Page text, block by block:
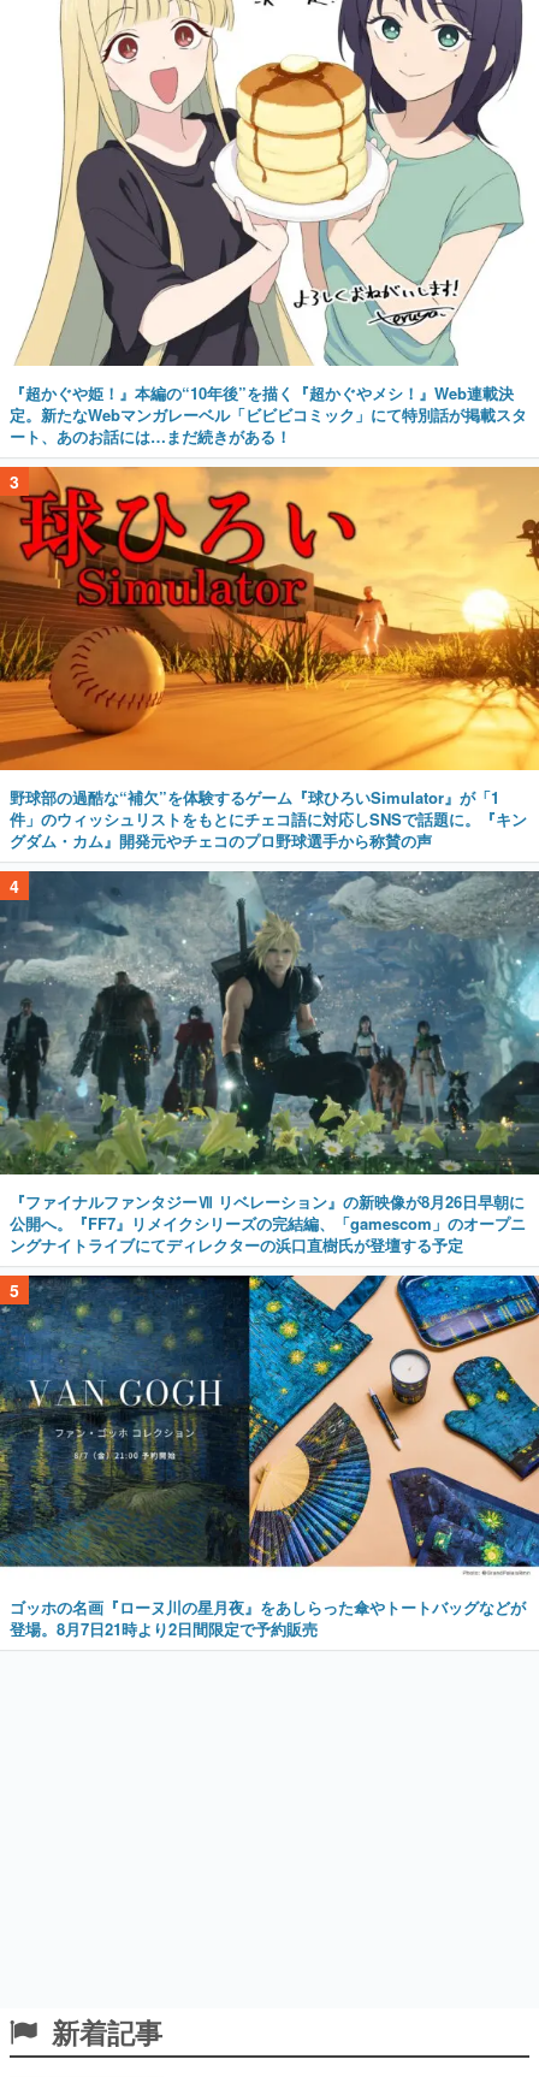
『超かぐや姫！』本編の“10年後”を描く『超かぐやメシ！』Web連載決
定。新たなWebマンガレーベル「ビビビコミック」にて特別話が掲載スタ
ート、あのお話には…まだ続きがある！
3
野球部の過酷な“補欠”を体験するゲーム『球ひろいSimulator』が「1
件」のウィッシュリストをもとにチェコ語に対応しSNSで話題に。『キン
グダム・カム』開発元やチェコのプロ野球選手から称賛の声
4
『ファイナルファンタジーⅦ リベレーション』の新映像が8月26日早朝に
公開へ。『FF7』リメイクシリーズの完結編、「gamescom」のオープニ
ングナイトライブにてディレクターの浜口直樹氏が登壇する予定
5
ゴッホの名画『ローヌ川の星月夜』をあしらった傘やトートバッグなどが
登場。8月7日21時より2日間限定で予約販売
新着記事